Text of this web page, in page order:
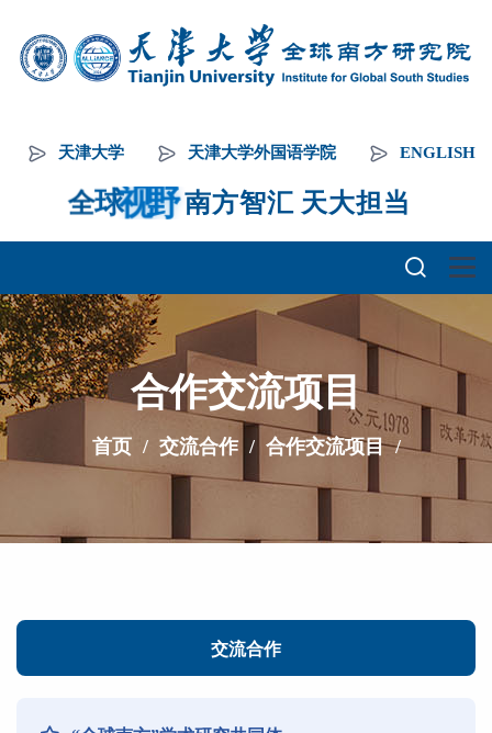
天津大学 天津大学外国语学院 ENGLISH
全球视野南方智汇 天大担当
合作交流项目
首页/ 交流合作/ 合作交流项目/
交流合作